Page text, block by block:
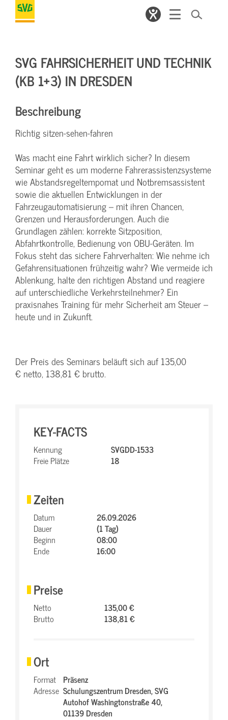
SVG FAHRSICHERHEIT UND TECHNIK
(KB 1+3) IN DRESDEN
Beschreibung
Richtig sitzen-sehen-fahren
Was macht eine Fahrt wirklich sicher? In diesem
Seminar geht es um moderne Fahrerassistenzsysteme
wie Abstandsregeltempomat und Notbremsassistent
sowie die aktuellen Entwicklungen in der
Fahrzeugautomatisierung – mit ihren Chancen,
Grenzen und Herausforderungen. Auch die
Grundlagen zählen: korrekte Sitzposition,
Abfahrtkontrolle, Bedienung von OBU-Geräten. Im
Fokus steht das sichere Fahrverhalten: Wie nehme ich
Gefahrensituationen frühzeitig wahr? Wie vermeide ich
Ablenkung, halte den richtigen Abstand und reagiere
auf unterschiedliche Verkehrsteilnehmer? Ein
praxisnahes Training für mehr Sicherheit am Steuer –
heute und in Zukunft.
Der Preis des Seminars beläuft sich auf 135,00
€ netto, 138,81 € brutto.
KEY-FACTS
Kennung
SVGDD-1533
Freie Plätze
18
Zeiten
Datum
26.09.2026
Dauer
(1 Tag)
Beginn
08:00
Ende
16:00
Preise
Netto
135,00 €
Brutto
138,81 €
Ort
Format Präsenz
Adresse Schulungszentrum Dresden,SVG
Autohof Washingtonstraße 40,
01139 Dresden